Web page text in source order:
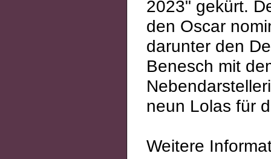
2023" gekürt.
den Oscar
darunter den
Benesch mit
neun Lolas für
Weitere